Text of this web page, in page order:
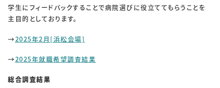
学生にフィードバックすることで病院選びに役立ててもらうことを
主目的としております。
→2025年2月[浜松会場]
→2025年就職希望調査結果
総合調査結果
お知らせ一覧
SOLUTIONS
ソリューション